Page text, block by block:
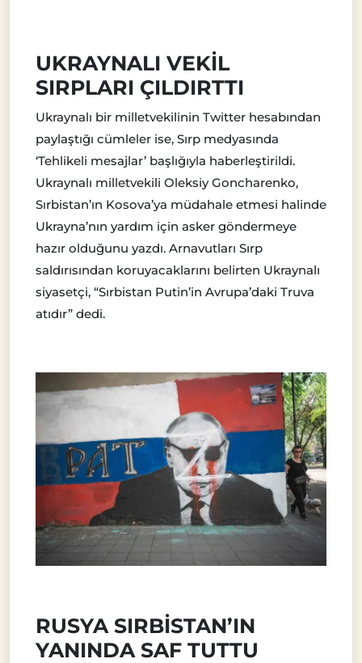
UKRAYNALI VEKİL
SIRPLARI ÇILDIRTTI
Ukraynalı bir milletvekilinin Twitter hesabından
paylaştığı cümleler ise, Sırp medyasında
‘Tehlikeli mesajlar’ başlığıyla haberleştirildi.
Ukraynalı milletvekili Oleksiy Goncharenko,
Sırbistan’ın Kosova’ya müdahale etmesi halinde
Ukrayna’nın yardım için asker göndermeye
hazır olduğunu yazdı. Arnavutları Sırp
saldırısından koruyacaklarını belirten Ukraynalı
siyasetçi, “Sırbistan Putin’in Avrupa’daki Truva
atıdır” dedi.
RUSYA SIRBİSTAN’IN
YANINDA SAF TUTTU